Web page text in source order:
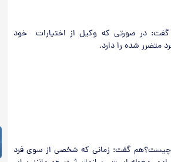
گفت: در صورتی که وکیل از اختیارات خود
متضرر شده را دارد.
چیست؟هم گفت: زمانی که شخصی از سوی فرد